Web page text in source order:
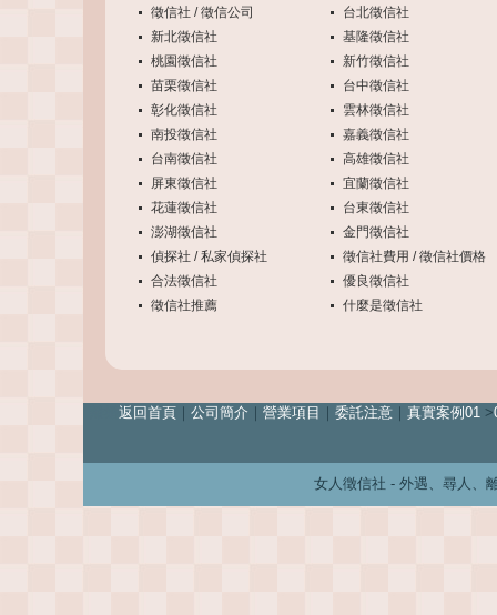
徵信社 / 徵信公司
台北徵信社
新北徵信社
基隆徵信社
桃園徵信社
新竹徵信社
苗栗徵信社
台中徵信社
彰化徵信社
雲林徵信社
南投徵信社
嘉義徵信社
台南徵信社
高雄徵信社
屏東徵信社
宜蘭徵信社
花蓮徵信社
台東徵信社
澎湖徵信社
金門徵信社
偵探社 / 私家偵探社
徵信社費用 / 徵信社價格
合法徵信社
優良徵信社
徵信社推薦
什麼是徵信社
返回首頁｜ 公司簡介 營業項目 委託注意｜ 真實案例01>
女人徵信社 - 外遇、尋人、